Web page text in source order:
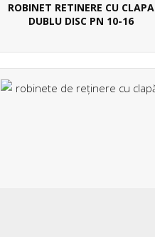
ROBINET RETINERE CU CLAPA
DUBLU DISC PN 10-16